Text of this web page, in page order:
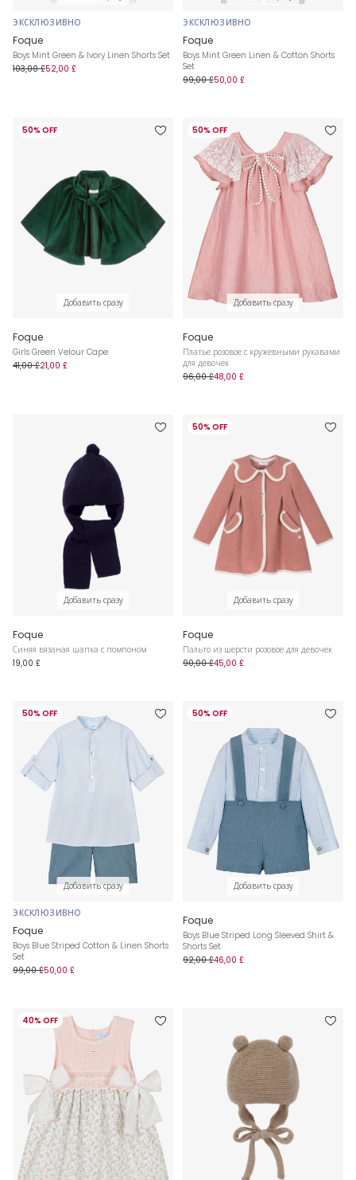
ЭКСКЛЮЗИВНО
Foque
Boys Mint Green & Ivory Linen Shorts Set
103,00 £52,00 £
ЭКСКЛЮЗИВНО
Foque
Boys Mint Green Linen & Cotton Shorts
Set
99,00 £50,00 £
50% OFF
Добавить сразу
Foque
Girls Green Velour Cape
41,00 £21,00 £
50% OFF
Добавить сразу
Foque
Платье розовое с кружевными рукавами
для девочек
96,00 £48,00 £
Добавить сразу
Foque
Синяя вязаная шапка с помпоном
19,00 £
50% OFF
Добавить сразу
Foque
Пальто из шерсти розовое для девочек
90,00 £45,00 £
50% OFF
Добавить сразу
ЭКСКЛЮЗИВНО
Foque
Boys Blue Striped Cotton & Linen Shorts
Set
99,00 £50,00 £
50% OFF
Добавить сразу
Foque
Boys Blue Striped Long Sleeved Shirt &
Shorts Set
92,00 £46,00 £
40% OFF